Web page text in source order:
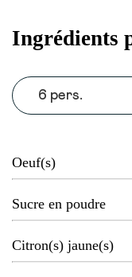
Ingrédients
6 pers.
Oeuf(s)
Sucre en poudre
Citron(s) jaune(s)